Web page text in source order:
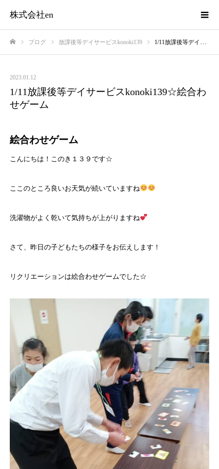
株式会社en
ブログ 放課後等デイサービスkonoki139 1/11放課後等デイサービスkonoki139☆絵合わせゲーム
2023.01.12
1/11放課後等デイサービスkonoki139☆絵合わ
せゲーム
絵合わせゲーム
こんにちは！このき１３９です☆
ここのところ良いお天気が続いていますね
洗濯物がよく乾いて気持ちが上がりますね
さて、昨日の子どもたちの様子をお伝えします！
リクリエーションは絵合わせゲームでした☆